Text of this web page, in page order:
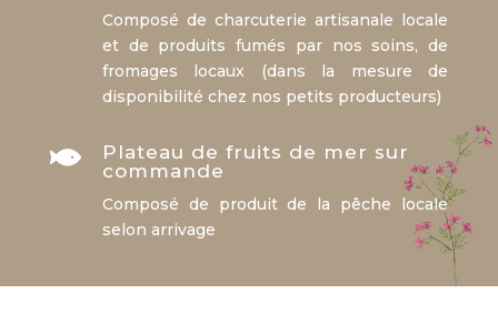
Composé de charcuterie artisanale locale
et de produits fumés par nos soins, de
fromages locaux (dans la mesure de
disponibilité chez nos petits producteurs)

Plateau de fruits de mer sur
commande
Composé de produit de la pêche locale
selon arrivage